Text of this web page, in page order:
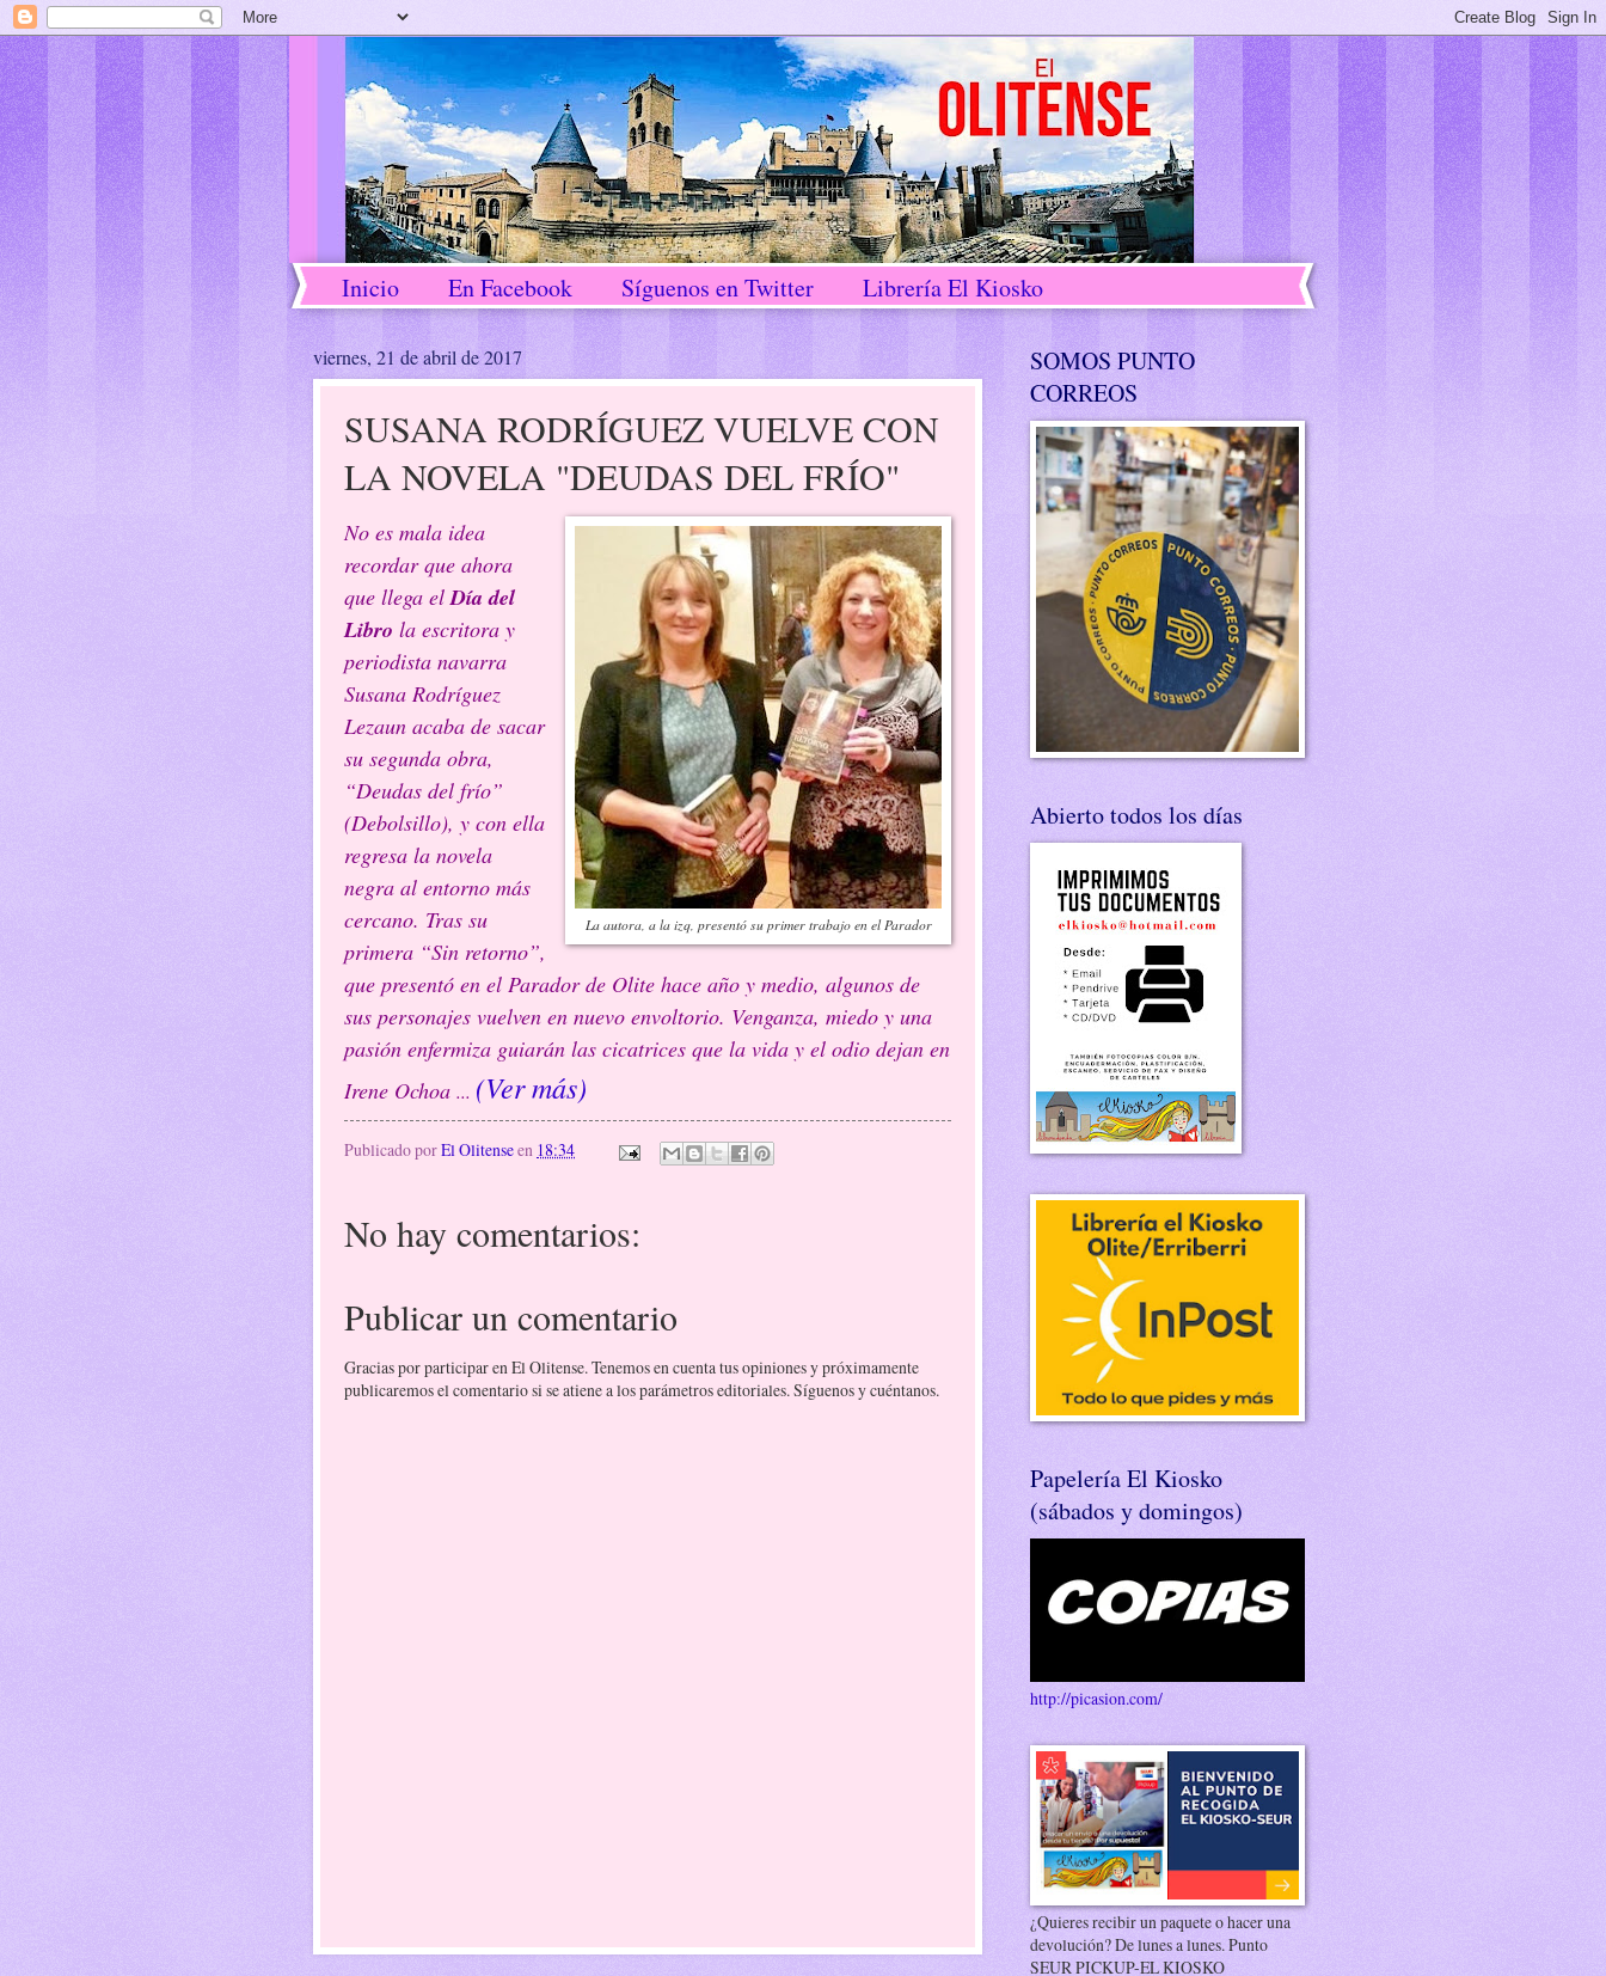
Inicio En Facebook Síguenos en Twitter Librería El Kiosko
viernes, 21 de abril de 2017
SUSANA RODRÍGUEZ VUELVE CON
LA NOVELA "DEUDAS DEL FRÍO"
La autora, a la izq, presentó su primer trabajo en el Parador
No es mala idea
recordar que ahora
que llega el Día del
Libro la escritora y
periodista navarra
Susana Rodríguez
Lezaun acaba de sacar
su segunda obra,
“Deudas del frío”
(Debolsillo), y con ella
regresa la novela
negra al entorno más
cercano. Tras su
primera “Sin retorno”,
que presentó en el Parador de Olite hace año y medio, algunos de
sus personajes vuelven en nuevo envoltorio. Venganza, miedo y una
pasión enfermiza guiarán las cicatrices que la vida y el odio dejan en
Irene Ochoa ... (Ver más)
Publicado porEl Olitenseen 18:34
No hay comentarios:
Publicar un comentario
Gracias por participar en El Olitense. Tenemos en cuenta tus opiniones y próximamente
publicaremos el comentario si se atiene a los parámetros editoriales. Síguenos y cuéntanos.
SOMOS PUNTO
CORREOS
Abierto todos los días
Papelería El Kiosko
(sábados y domingos)
http://picasion.com/
¿Quieres recibir un paquete o hacer una
devolución? De lunes a lunes. Punto
SEUR PICKUP-EL KIOSKO